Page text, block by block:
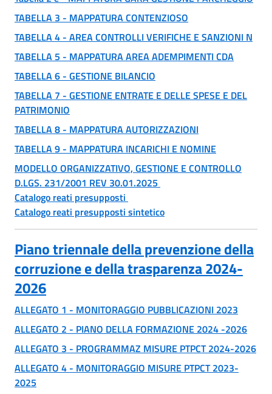
TABELLA 3 - MAPPATURA CONTENZIOSO
TABELLA 4 - AREA CONTROLLI VERIFICHE E SANZIONI N
TABELLA 5 - MAPPATURA AREA ADEMPIMENTI CDA
TABELLA 6 - GESTIONE BILANCIO
TABELLA 7 - GESTIONE ENTRATE E DELLE SPESE E DEL
PATRIMONIO
TABELLA 8 - MAPPATURA AUTORIZZAZIONI
TABELLA 9 - MAPPATURA INCARICHI E NOMINE
MODELLO ORGANIZZATIVO, GESTIONE E CONTROLLO
D.LGS. 231/2001 REV 30.01.2025
Catalogo reati presupposti
Catalogo reati presupposti sintetico
Piano triennale della prevenzione della
corruzione e della trasparenza 2024-
2026
ALLEGATO 1 - MONITORAGGIO PUBBLICAZIONI 2023
ALLEGATO 2 - PIANO DELLA FORMAZIONE 2024 -2026
ALLEGATO 3 - PROGRAMMAZ MISURE PTPCT 2024-2026
ALLEGATO 4 - MONITORAGGIO MISURE PTPCT 2023-
2025